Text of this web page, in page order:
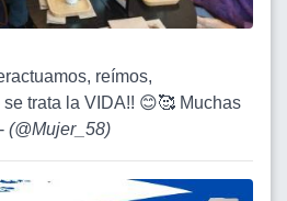
reímos,
trata la VIDA!! 😊🥰 Muchas
(@Mujer_58)